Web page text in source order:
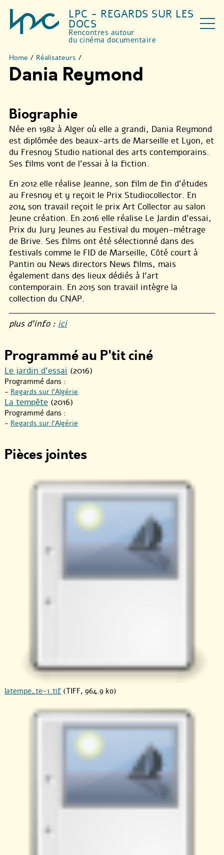
LPC - REGARDS SUR LES
DOCS
Rencontres autour
du cinéma documentaire
Home / Réalisateurs /
Dania Reymond
Biographie
Née en 1982 à Alger où elle a grandi, Dania Reymond
est diplômée des beaux-arts de Marseille et Lyon, et
du Fresnoy Studio national des arts contemporains.
Ses films vont de l’essai à la fiction.
En 2012 elle réalise Jeanne, son film de fin d’études
au Fresnoy et y reçoit le Prix Studiocollector. En
2014 son travail reçoit le prix Art Collector au salon
Jeune création. En 2016 elle réalise Le Jardin d’essai,
Prix du Jury Jeunes au Festival du moyen-métrage
de Brive. Ses films ont été sélectionné dans des
festivals comme le FID de Marseille, Côté court à
Pantin ou News directors News films, mais
également dans des lieux dédiés à l’art
contemporain. En 2015 son travail intègre la
collection du CNAP.
plus d’info : ici
Programmé au P'tit ciné
Le jardin d’essai (2016)
Programmé dans :
- Regards sur l’Algérie
La tempête (2016)
Programmé dans :
- Regards sur l’Algérie
Pièces jointes
latempe_te-1.tif (TIFF, 964.9 ko)